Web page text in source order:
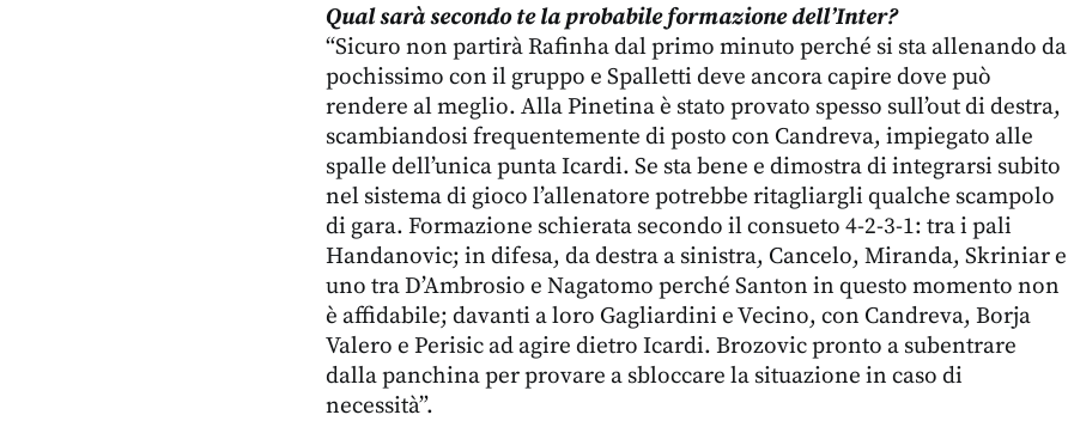
Qual sarà secondo te la probabile formazione dell’Inter?
“Sicuro non partirà Rafinha dal primo minuto perché si sta allenando da
pochissimo con il gruppo e Spalletti deve ancora capire dove può
rendere al meglio. Alla Pinetina è stato provato spesso sull’out di destra,
scambiandosi frequentemente di posto con Candreva, impiegato alle
spalle dell’unica punta Icardi. Se sta bene e dimostra di integrarsi subito
nel sistema di gioco l’allenatore potrebbe ritagliargli qualche scampolo
di gara. Formazione schierata secondo il consueto 4-2-3-1: tra i pali
Handanovic; in difesa, da destra a sinistra, Cancelo, Miranda, Skriniar e
uno tra D’Ambrosio e Nagatomo perché Santon in questo momento non
è affidabile; davanti a loro Gagliardini e Vecino, con Candreva, Borja
Valero e Perisic ad agire dietro Icardi. Brozovic pronto a subentrare
dalla panchina per provare a sbloccare la situazione in caso di
necessità”.